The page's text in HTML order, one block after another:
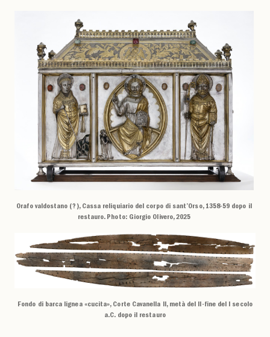
Orafo valdostano (?), Cassa reliquiario del corpo di sant’Orso, 1358-59 dopo il
restauro. Photo: Giorgio Olivero, 2025
Fondo di barca lignea «cucita», Corte Cavanella II, metà del II-fine del I secolo
a.C. dopo il restauro